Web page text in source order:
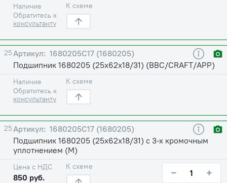
Наличие
Обратитесь к
консультанту
К схеме
25
1680205С17 (1680205)
Подшипник 1680205 (25х62х18/31) (BBC/CRAFT/APP)
Наличие
Обратитесь к
консультанту
К схеме
25
1680205С17 (1680205)
Подшипник 1680205 (25х62х18/31) с 3-х кромочным
уплотнением (М)
Цена с НДС
850 руб.
К схеме − +